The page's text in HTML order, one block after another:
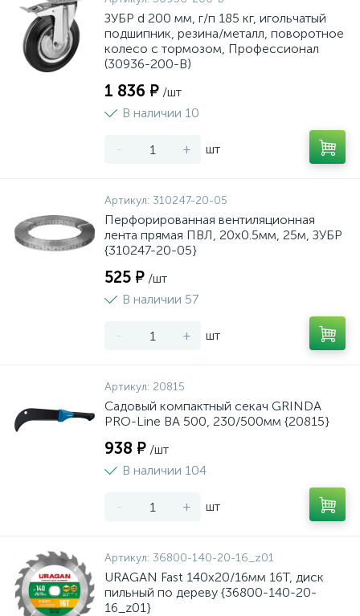
ЗУБР d 200 мм, г/п 185 кг, игольчатый
подшипник, резина/металл, поворотное
колесо c тормозом, Профессионал
(30936-200-B)
1 836 ₽ /шт
В наличии 10
- + шт
Артикул: 310247-20-05
Перфорированная вентиляционная
лента прямая ПВЛ, 20х0.5мм, 25м, ЗУБР
{310247-20-05}
525 ₽ /шт
В наличии 57
- + шт
Артикул: 20815
Садовый компактный секач GRINDA
PRO-Line BA 500, 230/500мм {20815}
938 ₽ /шт
В наличии 104
- + шт
Артикул: 36800-140-20-16_z01
URAGAN Fast 140x20/16мм 16Т, диск
пильный по дереву {36800-140-20-
16_z01}